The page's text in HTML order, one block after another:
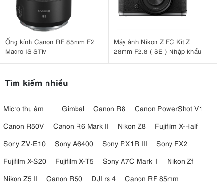
Ống kính Canon RF 85mm F2
Macro IS STM
Máy ảnh Nikon Z FC Kit Z
28mm F2.8 ( SE ) Nhập khẩu
Tìm kiếm nhiều
Micro thu âm Gimbal Canon R8
Canon PowerShot V1
Canon R50V
Canon R6 Mark II Nikon Z8
Fujifilm X-Half
Sony ZV-E10
Sony A6400 Sony RX1R III
Sony FX2
Fujifilm X-S20
Fujifilm X-T5 Sony A7C Mark II
Nikon Zf
Nikon Z5 II
Canon R50 DJI rs 4
Canon RF 85mm